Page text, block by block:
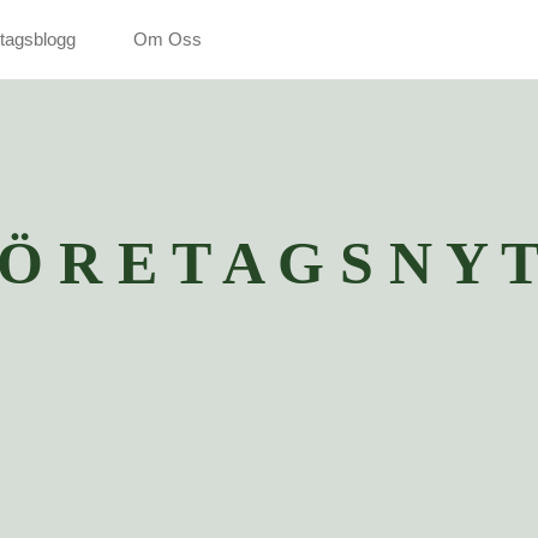
Om Oss
R E T A G S N Y